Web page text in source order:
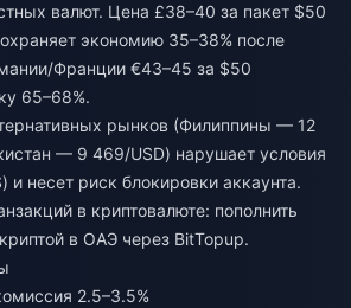
валют. Цена £38–40 за пакет $50
экономию 35–38% после
Франции €43–45 за $50
65–68%.
рынков (Филиппины — 12
— 9 469/USD) нарушает условия
и несет риск блокировки аккаунта.
в криптовалюте: пополнить
в ОАЭ через BitTopup.
2.5–3.5%